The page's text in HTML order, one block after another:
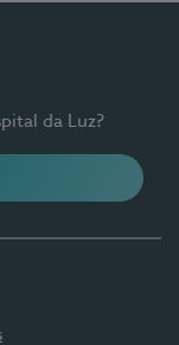
da Luz?